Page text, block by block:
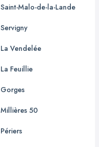
Saint-Malo-de-la-Lande
Servigny
La Vendelée
La Feuillie
Gorges
Millières 50
Périers